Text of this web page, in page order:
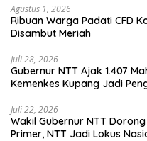
Agustus 1, 2026
Ribuan Warga Padati CFD
Disambut Meriah
Juli 28, 2026
Gubernur NTT Ajak 1.407
Kemenkes Kupang Jadi
Juli 22, 2026
Wakil Gubernur NTT
Primer, NTT Jadi Lokus